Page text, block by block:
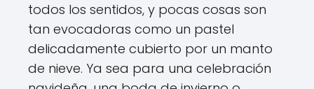
todos los sentidos, y pocas cosas son
tan evocadoras como un pastel
delicadamente cubierto por un manto
de nieve. Ya sea para una celebración